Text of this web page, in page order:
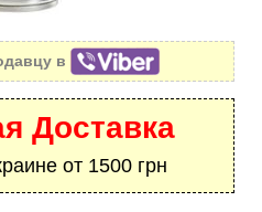
в
Доставка
от 1500 грн